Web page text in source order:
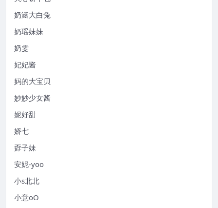
奶涵大白兔
奶瑶妹妹
奶雯
妃妃酱
妈的大宝贝
妙妙少女酱
妮好甜
娇七
孬子妹
安妮-yoo
小s北北
小意oO